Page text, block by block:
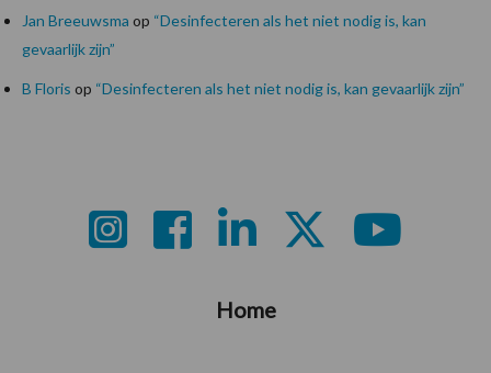
Jan Breeuwsma op “Desinfecteren als het niet nodig is, kan
gevaarlijk zijn”
B Floris op “Desinfecteren als het niet nodig is, kan gevaarlijk zijn”
Home